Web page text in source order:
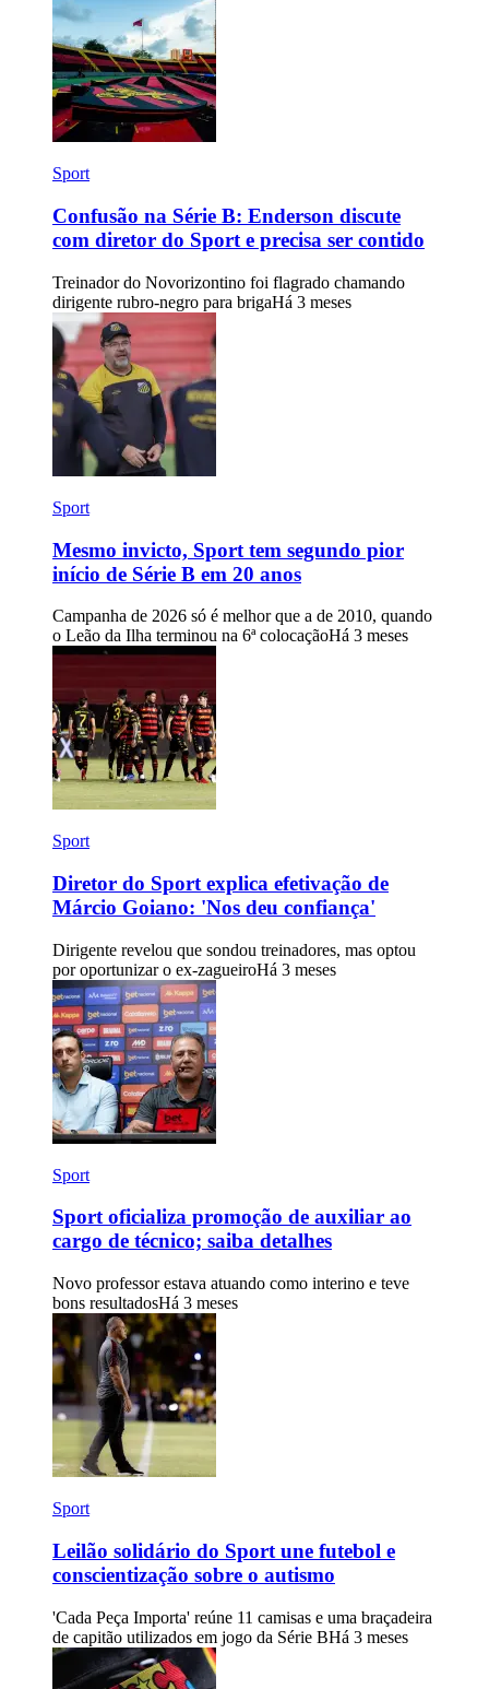
Sport
Confusão na Série B: Enderson discute
com diretor do Sport e precisa ser contido
Treinador do Novorizontino foi flagrado chamando
dirigente rubro-negro para brigaHá 3 meses
Sport
Mesmo invicto, Sport tem segundo pior
início de Série B em 20 anos
Campanha de 2026 só é melhor que a de 2010, quando
o Leão da Ilha terminou na 6ª colocaçãoHá 3 meses
Sport
Diretor do Sport explica efetivação de
Márcio Goiano: 'Nos deu confiança'
Dirigente revelou que sondou treinadores, mas optou
por oportunizar o ex-zagueiroHá 3 meses
Sport
Sport oficializa promoção de auxiliar ao
cargo de técnico; saiba detalhes
Novo professor estava atuando como interino e teve
bons resultadosHá 3 meses
Sport
Leilão solidário do Sport une futebol e
conscientização sobre o autismo
'Cada Peça Importa' reúne 11 camisas e uma braçadeira
de capitão utilizados em jogo da Série BHá 3 meses